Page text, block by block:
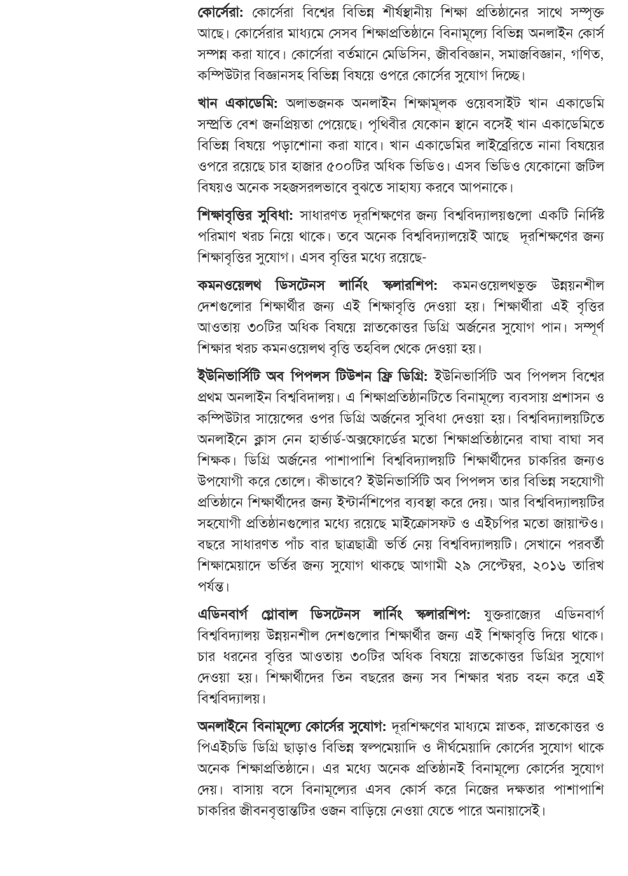
কোর্সেরা: কোর্সেরা বিশ্বের বিভিন্ন শীর্ষস্থানীয় শিক্ষা প্রতিষ্ঠানের সাথে সম্পৃক্ত
আছে। কোর্সেরার মাধ্যমে সেসব শিক্ষাপ্রতিষ্ঠানে বিনামূল্যে বিভিন্ন অনলাইন কোর্স
সম্পন্ন করা যাবে। কোর্সেরা বর্তমানে মেডিসিন, জীববিজ্ঞান, সমাজবিজ্ঞান, গণিত,
কম্পিউটার বিজ্ঞানসহ বিভিন্ন বিষয়ে ওপরে কোর্সের সুযোগ দিচ্ছে।
খান একাডেমি:অলাভজনক অনলাইন শিক্ষামূলক ওয়েবসাইট খান একাডেমি
সম্প্রতি বেশ জনপ্রিয়তা পেয়েছে। পৃথিবীর যেকোন স্থানে বসেই খান একাডেমিতে
বিভিন্ন বিষয়ে পড়াশোনা করা যাবে। খান একাডেমির লাইব্রেরিতে নানা বিষয়ের
ওপরে রয়েছে চার হাজার ৫০০টির অধিক ভিডিও। এসব ভিডিও যেকোনো জটিল
বিষয়ও অনেক সহজসরলভাবে বুঝতে সাহায্য করবে আপনাকে।
শিক্ষাবৃত্তির সুবিধা: সাধারণত দূরশিক্ষণের জন্য বিশ্ববিদ্যালয়গুলো একটি নির্দিষ্ট
পরিমাণ খরচ নিয়ে থাকে। তবে অনেক বিশ্ববিদ্যালয়েই আছে দূরশিক্ষণের জন্য
শিক্ষাবৃত্তির সুযোগ। এসব বৃত্তির মধ্যে রয়েছে-
কমনওয়েলথ ডিসটেনস লার্নিং স্কলারশিপ: কমনওয়েলথভুক্ত উন্নয়নশীল
দেশগুলোর শিক্ষার্থীর জন্য এই শিক্ষাবৃত্তি দেওয়া হয়। শিক্ষার্থীরা এই বৃত্তির
আওতায় ৩০টির অধিক বিষয়ে স্নাতকোত্তর ডিগ্রি অর্জনের সুযোগ পান। সম্পূর্ণ
শিক্ষার খরচ কমনওয়েলথ বৃত্তি তহবিল থেকে দেওয়া হয়।
ইউনিভার্সিটি অব পিপলস টিউশন ফ্রি ডিগ্রি: ইউনিভার্সিটি অব পিপলস বিশ্বের
প্রথম অনলাইন বিশ্ববিদালয়। এ শিক্ষাপ্রতিষ্ঠানটিতে বিনামূল্যে ব্যবসায় প্রশাসন ও
কম্পিউটার সায়েন্সের ওপর ডিগ্রি অর্জনের সুবিধা দেওয়া হয়। বিশ্ববিদ্যালয়টিতে
অনলাইনে ক্লাস নেন হার্ভার্ড-অক্সফোর্ডের মতো শিক্ষাপ্রতিষ্ঠানের বাঘা বাঘা সব
শিক্ষক। ডিগ্রি অর্জনের পাশাপাশি বিশ্ববিদ্যালয়টি শিক্ষার্থীদের চাকরির জন্যও
উপযোগী করে তোলে। কীভাবে? ইউনিভার্সিটি অব পিপলস তার বিভিন্ন সহযোগী
প্রতিষ্ঠানে শিক্ষার্থীদের জন্য ইন্টার্নশিপের ব্যবস্থা করে দেয়। আর বিশ্ববিদ্যালয়টির
সহযোগী প্রতিষ্ঠানগুলোর মধ্যে রয়েছে মাইক্রোসফট ও এইচপির মতো জায়ান্টও।
বছরে সাধারণত পাঁচ বার ছাত্রছাত্রী ভর্তি নেয় বিশ্ববিদ্যালয়টি। সেখানে পরবর্তী
শিক্ষামেয়াদে ভর্তির জন্য সুযোগ থাকছে আগামী ২৯ সেপ্টেম্বর, ২০১৬ তারিখ
পর্যন্ত।
এডিনবার্গ গ্লোবাল ডিসটেনস লার্নিং স্কলারশিপ: যুক্তরাজ্যের এডিনবার্গ
বিশ্ববিদ্যালয় উন্নয়নশীল দেশগুলোর শিক্ষার্থীর জন্য এই শিক্ষাবৃত্তি দিয়ে থাকে।
চার ধরনের বৃত্তির আওতায় ৩০টির অধিক বিষয়ে স্নাতকোত্তর ডিগ্রির সুযোগ
দেওয়া হয়। শিক্ষার্থীদের তিন বছরের জন্য সব শিক্ষার খরচ বহন করে এই
বিশ্ববিদ্যালয়।
অনলাইনে বিনামূল্যে কোর্সের সুযোগ: দূরশিক্ষণের মাধ্যমে স্নাতক, স্নাতকোত্তর ও
পিএইচডি ডিগ্রি ছাড়াও বিভিন্ন স্বল্পমেয়াদি ও দীর্ঘমেয়াদি কোর্সের সুযোগ থাকে
অনেক শিক্ষাপ্রতিষ্ঠানে। এর মধ্যে অনেক প্রতিষ্ঠানই বিনামূল্যে কোর্সের সুযোগ
দেয়। বাসায় বসে বিনামূল্যের এসব কোর্স করে নিজের দক্ষতার পাশাপাশি
চাকরির জীবনবৃত্তান্তটির ওজন বাড়িয়ে নেওয়া যেতে পারে অনায়াসেই।